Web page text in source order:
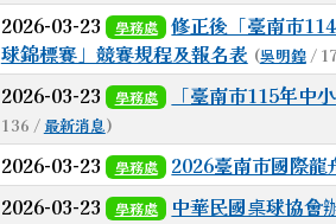
2026-03-23 學務處
修正後「臺南市
球錦標賽」競賽規程及報名表 (吳明鍠/
2026-03-23 學務處 「臺南市115年中
136 / 最新消息)
2026-03-23 學務處 2026臺南市國際
2026-03-23 學務處 中華民國桌球協會